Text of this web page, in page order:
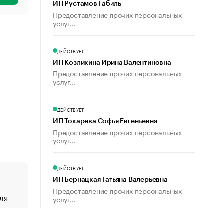
«От спорта тело стареет иначе». Как живет глава
ИП Рустамов Габиль
Предоставление прочих персональных
услуг...
ДЕЙСТВУЕТ
ИП Козликина Ирина Валентиновна
Предоставление прочих персональных
услуг...
ДЕЙСТВУЕТ
ИП Токарева Софья Евгеньевна
Предоставление прочих персональных
услуг...
ДЕЙСТВУЕТ
ИП Бернацкая Татьяна Валерьевна
Предоставление прочих персональных
услуг...